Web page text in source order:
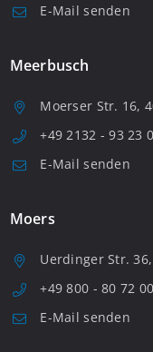
E-Mail senden
Meerbusch
Moerser Str. 16,
+49 2132 - 93 23 0
E-Mail senden
Moers
Uerdinger Str.
+49 800 - 80 72
E-Mail senden